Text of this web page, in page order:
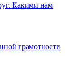
Какими нам
грамотности